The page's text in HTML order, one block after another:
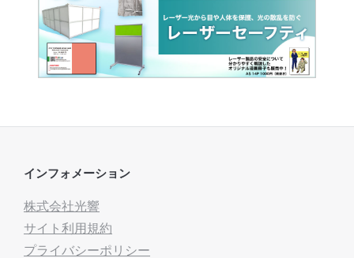
インフォメーション
株式会社光響
サイト利用規約
プライバシーポリシー